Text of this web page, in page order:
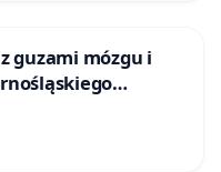
guzami mózgu i
Katowicach